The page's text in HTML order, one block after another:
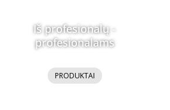
Iš profesionalų -
profesionalams
PRODUKTAI